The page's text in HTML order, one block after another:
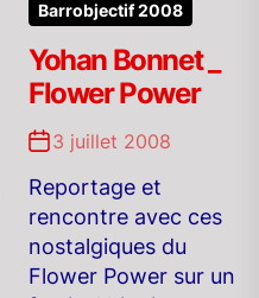
Barrobjectif 2008
Yohan Bonnet _
Flower Power
3 juillet 2008
Reportage et
rencontre avec ces
nostalgiques du
Flower Power sur un